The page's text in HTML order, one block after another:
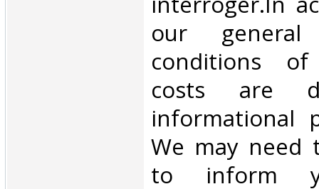
our
conditions of
costs are
informational
We may need
to inform